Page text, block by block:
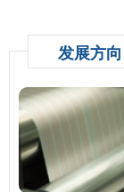
发展方向